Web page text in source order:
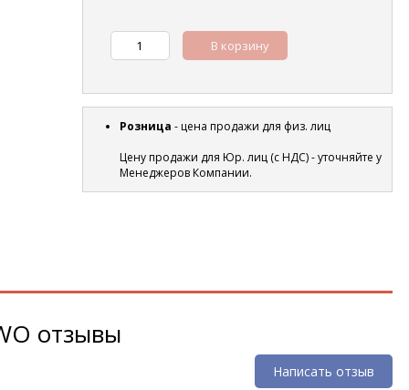
В корзину
Розница - цена продажи для физ. лиц
Цену продажи для Юр. лиц (с НДС) - уточняйте у
Менеджеров Компании.
отзывы
Написать отзыв